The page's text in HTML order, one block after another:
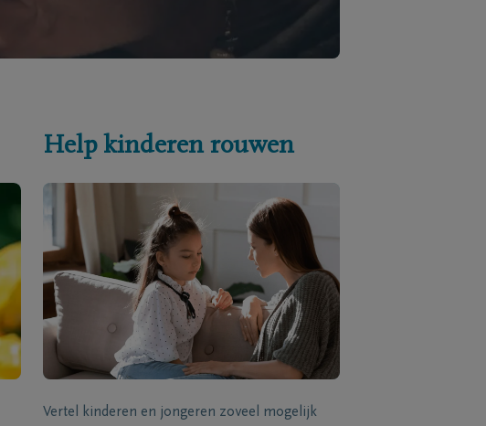
Help kinderen rouwen
Vertel kinderen en jongeren zoveel mogelijk